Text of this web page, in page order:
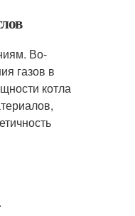
Во-
газов в
котла